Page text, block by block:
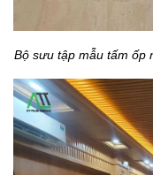
Bộ sưu tập mẫu tấm ốp